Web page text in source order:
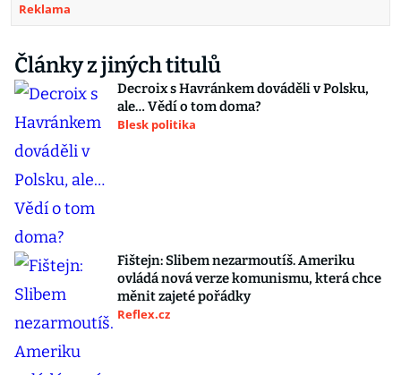
Reklama
Články z jiných titulů
Decroix s Havránkem dováděli v Polsku,
ale… Vědí o tom doma?
Blesk politika
Fištejn: Slibem nezarmoutíš. Ameriku
ovládá nová verze komunismu, která chce
měnit zajeté pořádky
Reflex.cz